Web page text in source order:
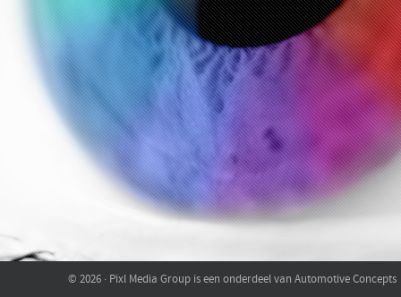
© 2026 · Pixl Media Group is een onderdeel van Automotive Concepts